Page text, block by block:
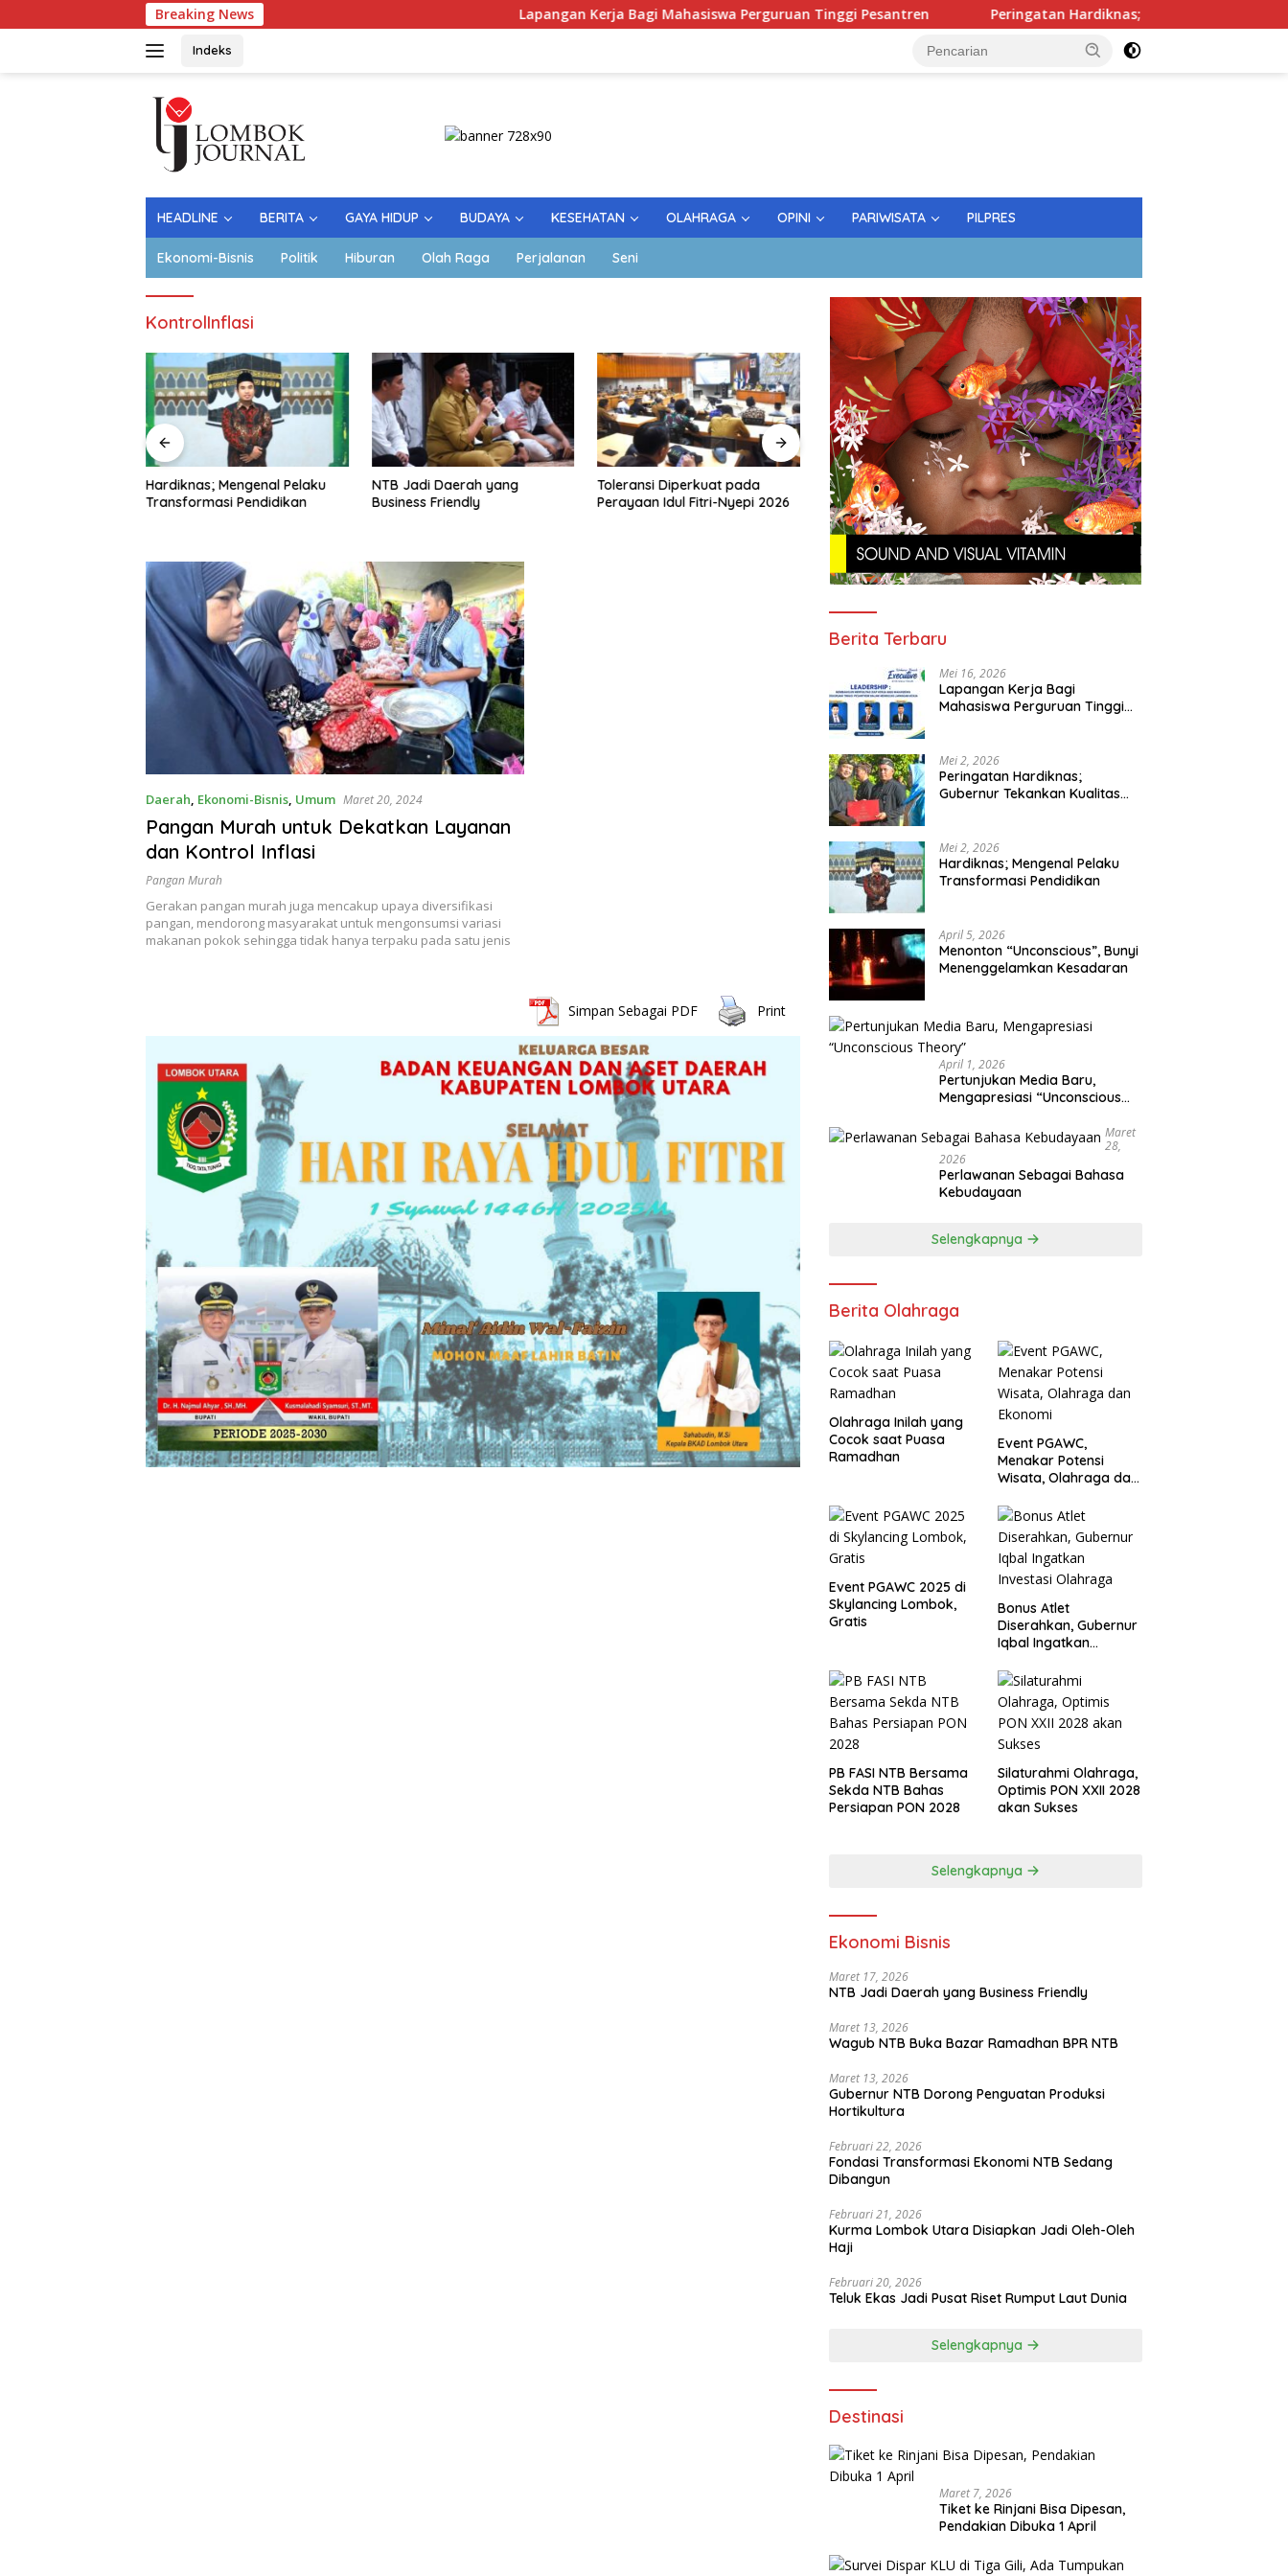
ke
Breaking News Lapangan Kerja Bagi Mahasiswa Perguruan Tinggi Pesantren Peringatan Hardiknas; Gubernur Tekankan Kualitas
Indeks
HEADLINE BERITA GAYA HIDUP BUDAYA KESEHATAN OLAHRAGA OPINI PARIWISATA PILPRES
Ekonomi-Bisnis Politik Hiburan Olah Raga Perjalanan Seni
KontrolInflasi
Hardiknas; Mengenal Pelaku
Transformasi Pendidikan
NTB Jadi Daerah yang
Business Friendly
Toleransi Diperkuat pada
Perayaan Idul Fitri-Nyepi 2026
Gubernur Iqbal Tinjau
Pergerakan Penumpang di
BIZAM
Desa Berdaya Mengentaskan
Kemiskinan Ekstrem
Daerah, Ekonomi-Bisnis, Umum Maret 20, 2024
Pangan Murah untuk Dekatkan Layanan
dan Kontrol Inflasi
Pangan Murah
Gerakan pangan murah juga mencakup upaya diversifikasi
pangan, mendorong masyarakat untuk mengonsumsi variasi
makanan pokok sehingga tidak hanya terpaku pada satu jenis
Simpan Sebagai PDF Print
Berita Terbaru
Mei 16, 2026
Lapangan Kerja Bagi
Mahasiswa Perguruan Tinggi
Mei 2, 2026
Peringatan Hardiknas;
Gubernur Tekankan Kualitas
Mei 2, 2026
Hardiknas; Mengenal Pelaku
Transformasi Pendidikan
April 5, 2026
Menonton “Unconscious”, Bunyi
Menenggelamkan Kesadaran
April 1, 2026
Pertunjukan Media Baru,
Mengapresiasi “Unconscious
Maret
28,
2026
Perlawanan Sebagai Bahasa
Kebudayaan
Selengkapnya
Berita Olahraga
Olahraga Inilah yang
Cocok saat Puasa
Ramadhan
Event PGAWC,
Menakar Potensi
Wisata, Olahraga dan
Event PGAWC 2025 di
Skylancing Lombok,
Gratis
Bonus Atlet
Diserahkan, Gubernur
Iqbal Ingatkan
PB FASI NTB Bersama
Sekda NTB Bahas
Persiapan PON 2028
Silaturahmi Olahraga,
Optimis PON XXII 2028
akan Sukses
Selengkapnya
Ekonomi Bisnis
Maret 17, 2026
NTB Jadi Daerah yang Business Friendly
Maret 13, 2026
Wagub NTB Buka Bazar Ramadhan BPR NTB
Maret 13, 2026
Gubernur NTB Dorong Penguatan Produksi
Hortikultura
Februari 22, 2026
Fondasi Transformasi Ekonomi NTB Sedang
Dibangun
Februari 21, 2026
Kurma Lombok Utara Disiapkan Jadi Oleh-Oleh
Haji
Februari 20, 2026
Teluk Ekas Jadi Pusat Riset Rumput Laut Dunia
Selengkapnya
Destinasi
Maret 7, 2026
Tiket ke Rinjani Bisa Dipesan,
Pendakian Dibuka 1 April